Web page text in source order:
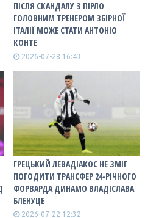
ПІСЛЯ СКАНДАЛУ З ПІРЛО
ГОЛОВНИМ ТРЕНЕРОМ ЗБІРНОЇ
ІТАЛІЇ МОЖЕ СТАТИ АНТОНІО
КОНТЕ
2026-07-28 16:43
ГРЕЦЬКИЙ ЛЕВАДІАКОС НЕ ЗМІГ
ПОГОДИТИ ТРАНСФЕР 24-РІЧНОГО
ФОРВАРДА ДИНАМО ВЛАДІСЛАВА
БЛЕНУЦЕ
2026-07-22 12:32